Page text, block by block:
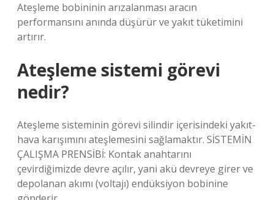
Ateşleme bobininin arızalanması aracın
performansını anında düşürür ve yakıt tüketimini
artırır.
Ateşleme sistemi görevi
nedir?
Ateşleme sisteminin görevi silindir içerisindeki yakıt-
hava karışımını ateşlemesini sağlamaktır. SİSTEMİN
ÇALIŞMA PRENSİBİ: Kontak anahtarını
çevirdiğimizde devre açılır, yani akü devreye girer ve
depolanan akımı (voltajı) endüksiyon bobinine